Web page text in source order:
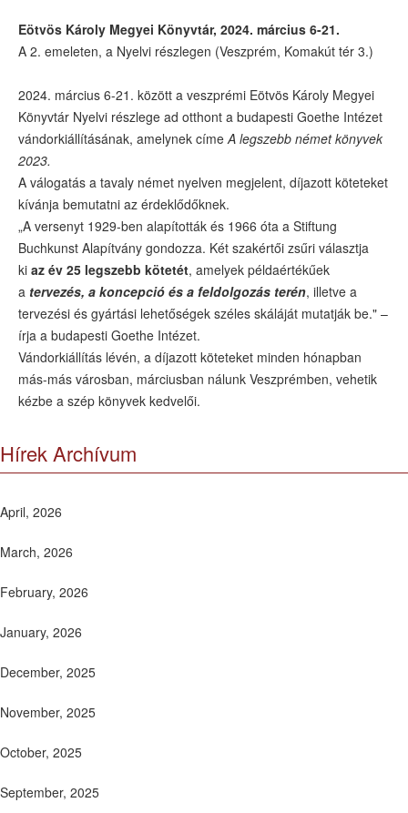
Eötvös Károly Megyei Könyvtár, 2024. március 6-21.
A 2. emeleten, a Nyelvi részlegen (Veszprém, Komakút tér 3.)
2024. március 6-21. között a veszprémi Eötvös Károly Megyei
Könyvtár Nyelvi részlege ad otthont a budapesti Goethe Intézet
vándorkiállításának, amelynek címeA legszebb német könyvek
2023.
A válogatás a tavaly német nyelven megjelent, díjazott köteteket
kívánja bemutatni az érdeklődőknek.
„A versenyt 1929-ben alapították és 1966 óta a Stiftung
Buchkunst Alapítvány gondozza. Két szakértői zsűri választja
ki az év 25 legszebb kötetét, amelyek példaértékűek
a tervezés, a koncepció és a feldolgozás terén, illetve a
tervezési és gyártási lehetőségek széles skáláját mutatják be." –
írja a budapesti Goethe Intézet.
Vándorkiállítás lévén, a díjazott köteteket minden hónapban
más-más városban, márciusban nálunk Veszprémben, vehetik
kézbe a szép könyvek kedvelői.
Hírek Archívum
April, 2026
March, 2026
February, 2026
January, 2026
December, 2025
November, 2025
October, 2025
September, 2025